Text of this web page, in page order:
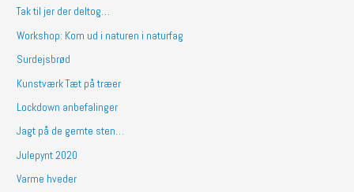
Tak til jer der deltog…
Workshop: Kom ud i naturen i naturfag
Surdejsbrød
Kunstværk Tæt på træer
Lockdown anbefalinger
Jagt på de gemte sten…
Julepynt 2020
Varme hveder